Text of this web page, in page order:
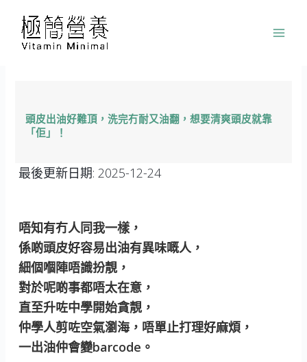
頭皮出油好難頂，洗完冇耐又油翻，想要清爽頭皮就靠
「佢」！
最後更新日期: 2025-12-24
唔知有冇人同我一樣，
係啲頭皮好容易出油有異味嘅人，
細個嗰陣唔識扮靚，
對於呢啲事都唔太在意，
直至升咗中學開始貪靚，
仲學人剪咗空氣瀏海，唔單止打理好麻煩，
一出油仲會變barcode。